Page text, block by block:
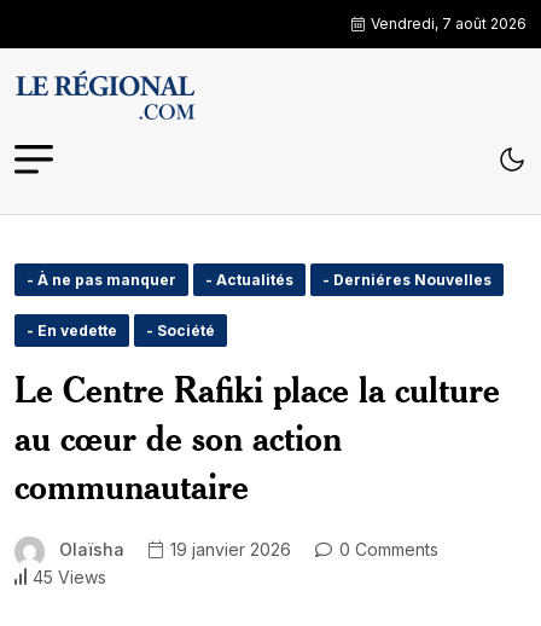
Vendredi, 7 août 2026
- À ne pas manquer - Actualités - Derniéres Nouvelles
- En vedette - Société
Le Centre Rafiki place la culture
au cœur de son action
communautaire
Olaïsha 19 janvier 2026
0 Comments
45 Views